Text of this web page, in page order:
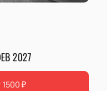
2027
1500₽